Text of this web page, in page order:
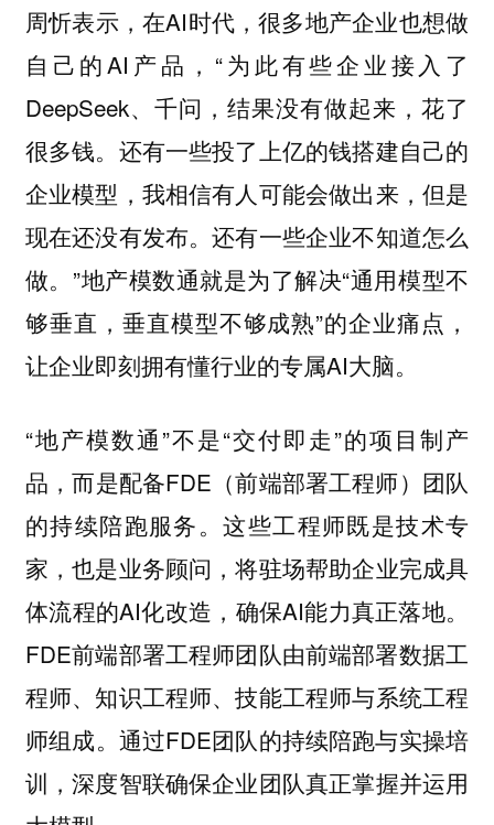
周忻表示，在AI时代，很多地产企业也想做
自己的AI产品，“为此有些企业接入了
DeepSeek、千问，结果没有做起来，花了
很多钱。还有一些投了上亿的钱搭建自己的
企业模型，我相信有人可能会做出来，但是
现在还没有发布。还有一些企业不知道怎么
做。”地产模数通就是为了解决“通用模型不
够垂直，垂直模型不够成熟”的企业痛点，
让企业即刻拥有懂行业的专属AI大脑。
“地产模数通”不是“交付即走”的项目制产
品，而是配备FDE（前端部署工程师）团队
的持续陪跑服务。这些工程师既是技术专
家，也是业务顾问，将驻场帮助企业完成具
体流程的AI化改造，确保AI能力真正落地。
FDE前端部署工程师团队由前端部署数据工
程师、知识工程师、技能工程师与系统工程
师组成。通过FDE团队的持续陪跑与实操培
训，深度智联确保企业团队真正掌握并运用